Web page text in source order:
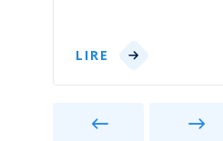
LIRE